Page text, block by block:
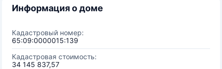
Информация о доме
Кадастровый номер:
65:09:0000015:139
Кадастровая стоимость:
34 145 837,57